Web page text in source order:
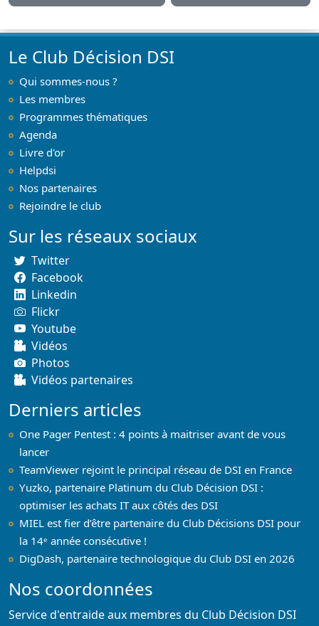
CRM en mode
SaaS
28 novembre
Le Club Décision DSI
Qui sommes-nous ?
Les membres
Programmes thématiques
Agenda
Livre d'or
Helpdsi
Nos partenaires
Rejoindre le club
Sur les réseaux sociaux
Twitter
Facebook
Linkedin
Flickr
Youtube
Vidéos
Photos
Vidéos partenaires
Derniers articles
One Pager Pentest : 4 points à maitriser avant de vous
lancer
TeamViewer rejoint le principal réseau de DSI en France
Yuzko, partenaire Platinum du Club Décision DSI :
optimiser les achats IT aux côtés des DSI
MIEL est fier d’être partenaire du Club Décisions DSI pour
la 14ᵉ année consécutive !
DigDash, partenaire technologique du Club DSI en 2026
Nos coordonnées
Service d'entraide aux membres du Club Décision DSI